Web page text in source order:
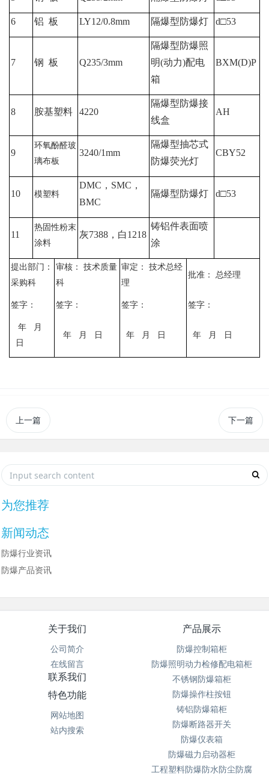
6 铝 板 LY12/0.8mm 隔爆型防爆灯 d□53
7 钢 板 Q235/3mm
隔爆型防爆照
明(动力)配电
箱
BXM(D)P
8 胺基塑料 4220
隔爆型防爆接
线盒
AH
9
环氧酚醛玻
璃布板
3240/1mm
隔爆型抽芯式
防爆荧光灯
CBY52
10 模塑料
DMC ， SMC ，
BMC
隔爆型防爆灯 d□53
11
热固性粉末
涂料
灰7388 ，白1218
铸铝件表面喷
涂
提出部门：
采购科
审核：
技术质量
科
审定：
技术总经
理
批准： 总经理
签字： 签字： 签字： 签字：
年
月
日
年 月 日 年 月 日 年 月 日
上一篇 下一篇
为您推荐
新闻动态
防爆行业资讯
防爆产品资讯
关于我们
公司简介
在线留言
产品展示
防爆控制箱柜
防爆照明动力检修配电箱柜
不锈钢防爆箱柜
防爆操作柱按钮
铸铝防爆箱柜
防爆断路器开关
防爆仪表箱
防爆磁力启动器柜
工程塑料防爆防水防尘防腐
联系我们
特色功能
网站地图
站内搜索